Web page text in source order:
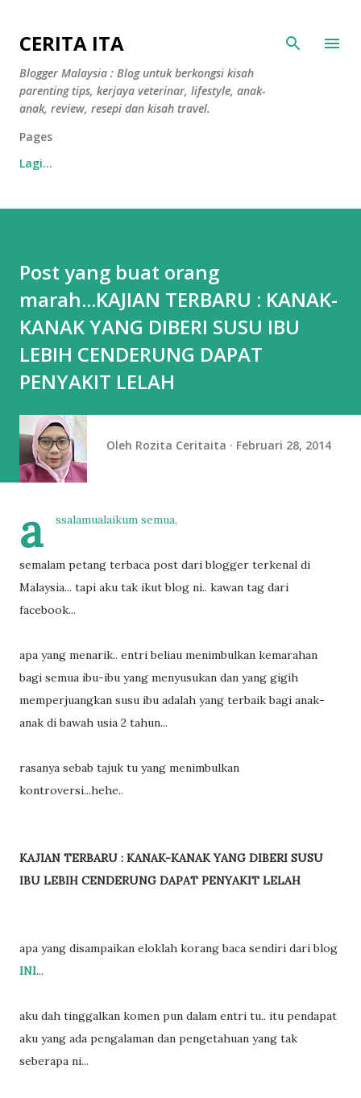
CERITA ITA
Blogger Malaysia : Blog untuk berkongsi kisah
parenting tips, kerjaya veterinar, lifestyle, anak-
anak, review, resepi dan kisah travel.
Pages
Lagi…
Post yang buat orang
marah...KAJIAN TERBARU : KANAK-
KANAK YANG DIBERI SUSU IBU
LEBIH CENDERUNG DAPAT
PENYAKIT LELAH
Oleh Rozita Ceritaita Februari 28, 2014
a ssalamualaikum semua,
semalam petang terbaca post dari blogger terkenal di
Malaysia... tapi aku tak ikut blog ni.. kawan tag dari
facebook...
apa yang menarik.. entri beliau menimbulkan kemarahan
bagi semua ibu-ibu yang menyusukan dan yang gigih
memperjuangkan susu ibu adalah yang terbaik bagi anak-
anak di bawah usia 2 tahun...
rasanya sebab tajuk tu yang menimbulkan
kontroversi...hehe..
KAJIAN TERBARU : KANAK-KANAK YANG DIBERI SUSU
IBU LEBIH CENDERUNG DAPAT PENYAKIT LELAH
apa yang disampaikan eloklah korang baca sendiri dari blog
INI...
aku dah tinggalkan komen pun dalam entri tu.. itu pendapat
aku yang ada pengalaman dan pengetahuan yang tak
seberapa ni...